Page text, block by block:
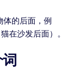
体的后面，例
在沙发后面）。